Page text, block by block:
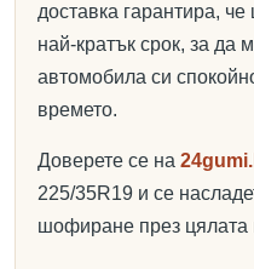
доставка гарантира,
най-кратък срок, за
автомобила си
времето.
Доверете се на
225/35R19 и се
шофиране през цялата